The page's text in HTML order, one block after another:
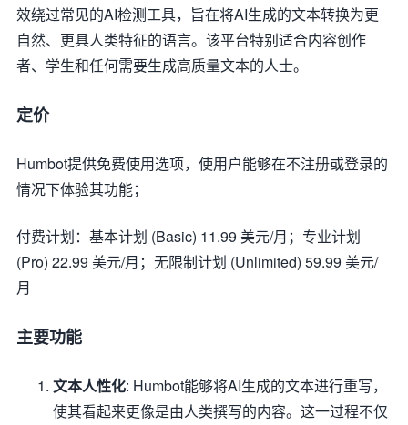
效绕过常见的AI检测工具，旨在将AI生成的文本转换为更
自然、更具人类特征的语言。该平台特别适合内容创作
者、学生和任何需要生成高质量文本的人士。
定价
Humbot提供免费使用选项，使用户能够在不注册或登录的
情况下体验其功能；
付费计划：基本计划 (Basic) 11.99 美元/月；专业计划
(Pro) 22.99 美元/月；无限制计划 (Unlimited) 59.99 美元/
月
主要功能
文本人性化: Humbot能够将AI生成的文本进行重写，
使其看起来更像是由人类撰写的内容。这一过程不仅